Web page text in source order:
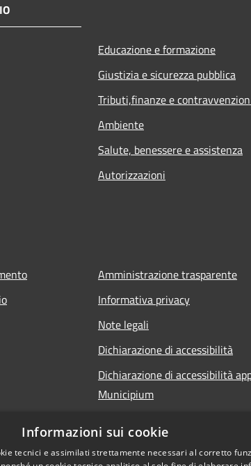
Educazione e formazione
Giustizia e sicurezza pubblica
Tributi,finanze e
Ambiente
Salute, benessere e assistenza
Autorizzazioni
Amministrazione trasparente
Informativa privacy
Note legali
Dichiarazione di accessibilità
Dichiarazione di accessibilità
Municipium
Informazioni sui cookie
tecnici e assimilati strettamente necessari al corretto